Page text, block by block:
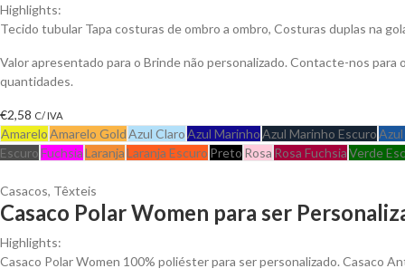
Highlights:
Tecido tubular Tapa costuras de ombro a ombro, Costuras duplas na
Valor apresentado para o Brinde não personalizado. Contacte-nos
quantidades.
€2,58 C/ IVA
AmareloAmarelo GoldAzul ClaroAzul MarinhoAzul Marinho Escuro
EscuroFuchsiaLaranjaLaranja Escuro Preto Rosa Rosa FuchsiaVerde
Casacos, Têxteis
Casaco Polar Women para ser
Highlights:
Casaco Polar Women 100% poliéster para ser personalizado. Casaco